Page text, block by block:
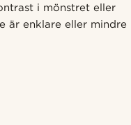
i mönstret eller
är enklare eller mindre